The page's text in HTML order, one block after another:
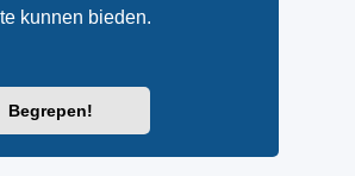
kunnen bieden.
Begrepen!